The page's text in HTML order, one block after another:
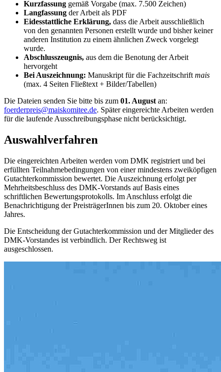
Kurzfassung gemäß Vorgabe (max. 7.500 Zeichen)
Langfassung der Arbeit als PDF
Eidesstattliche Erklärung, dass die Arbeit ausschließlich
von den genannten Personen erstellt wurde und bisher keiner
anderen Institution zu einem ähnlichen Zweck vorgelegt
wurde.
Abschlusszeugnis, aus dem die Benotung der Arbeit
hervorgeht
Bei Auszeichnung: Manuskript für die Fachzeitschrift mais
(max. 4 Seiten Fließtext + Bilder/Tabellen)
Die Dateien senden Sie bitte bis zum 01. August an:
foerderpreis@maiskomitee.de. Später eingereichte Arbeiten werden
für die laufende Ausschreibungsphase nicht berücksichtigt.
Auswahlverfahren
Die eingereichten Arbeiten werden vom DMK registriert und bei
erfüllten Teilnahmebedingungen von einer mindestens zweiköpfigen
Gutachterkommission bewertet. Die Auszeichnung erfolgt per
Mehrheitsbeschluss des DMK-Vorstands auf Basis eines
schriftlichen Bewertungsprotokolls. Im Anschluss erfolgt die
Benachrichtigung der PreisträgerInnen bis zum 20. Oktober eines
Jahres.
Die Entscheidung der Gutachterkommission und der Mitglieder des
DMK-Vorstandes ist verbindlich. Der Rechtsweg ist
ausgeschlossen.